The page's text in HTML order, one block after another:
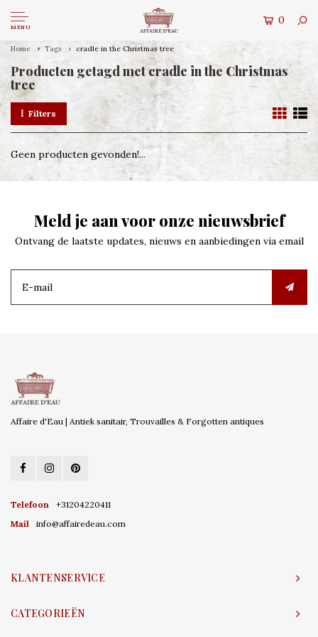
MENU
0
Home Tags cradle in the Christmas tree
Producten getagd met cradle in the Christmas
tree
Filters
Geen producten gevonden!...
Meld je aan voor onze nieuwsbrief
Ontvang de laatste updates, nieuws en aanbiedingen via email
Affaire d'Eau | Antiek sanitair, Trouvailles & Forgotten antiques
Telefoon
+31204220411
Mail
info@affairedeau.com
KLANTENSERVICE
CATEGORIEËN